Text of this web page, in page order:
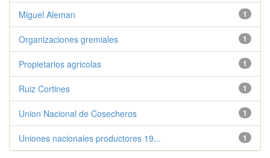
1
Miguel Aleman
1
Organizaciones gremiales
1
Propietarios agricolas
1
Ruiz Cortines
1
Union Nacional de Cosecheros
1
Uniones nacionales productores 19...